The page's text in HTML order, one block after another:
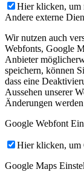
Hier klicken, um
Andere externe
Wir nutzen auch
Webfonts, Google
Anbieter
speichern, können
dass eine
Aussehen unserer
Änderungen
Google Webfont
Hier klicken, um
Google Maps